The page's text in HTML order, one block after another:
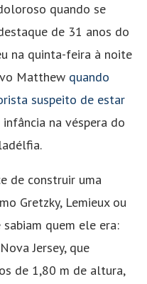
quando se
de 31 anos do
na quinta-feira à noite
Matthew quando
suspeito de estar
na véspera do
de construir uma
Gretzky, Lemieux ou
quem ele era:
Jersey, que
de 1,80 m de altura,